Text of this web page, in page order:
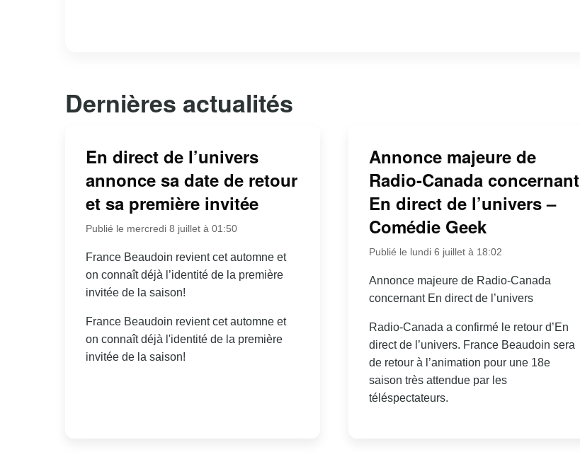
Dernières actualités
En direct de l’univers
annonce sa date de retour
et sa première invitée
Publié le mercredi 8 juillet à 01:50
France Beaudoin revient cet automne et
on connaît déjà l’identité de la première
invitée de la saison!
France Beaudoin revient cet automne et
on connaît déjà l'identité de la première
invitée de la saison!
Annonce majeure de
Radio-Canada concernant
En direct de l’univers –
Comédie Geek
Publié le lundi 6 juillet à 18:02
Annonce majeure de Radio-Canada
concernant En direct de l’univers
Radio-Canada a confirmé le retour d’En
direct de l’univers. France Beaudoin sera
de retour à l’animation pour une 18e
saison très attendue par les
téléspectateurs.